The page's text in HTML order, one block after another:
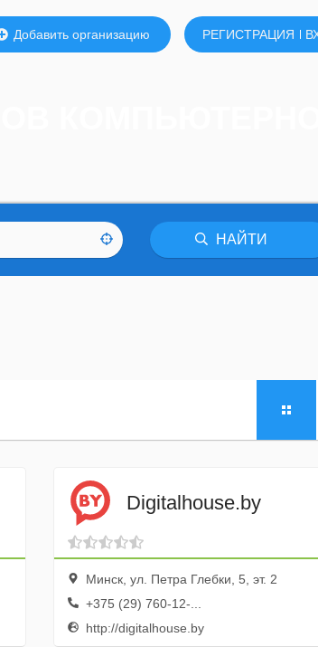
Добавить организацию РЕГИСТРАЦИЯ
НАЙТИ
Digitalhouse.by
Минск, ул. Петра Глебки, 5, эт. 2
+375 (29) 760-12-...
http://digitalhouse.by